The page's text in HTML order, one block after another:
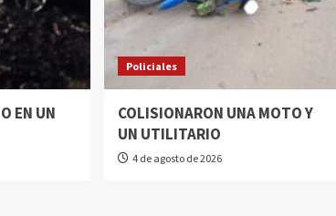
EN UN
Policiales
COLISIONARON UNA MOTO Y
UN UTILITARIO
4 de agosto de 2026